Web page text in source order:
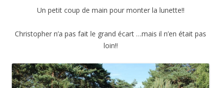
Un petit coup de main pour monter la lunette!!
Christopher n’a pas fait le grand écart …mais il n’en était pas
loin!!